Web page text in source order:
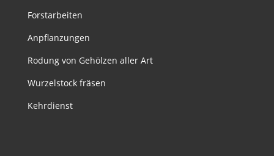
Forstarbeiten
Anpflanzungen
Rodung von Gehölzen aller Art
Wurzelstock fräsen
Kehrdienst